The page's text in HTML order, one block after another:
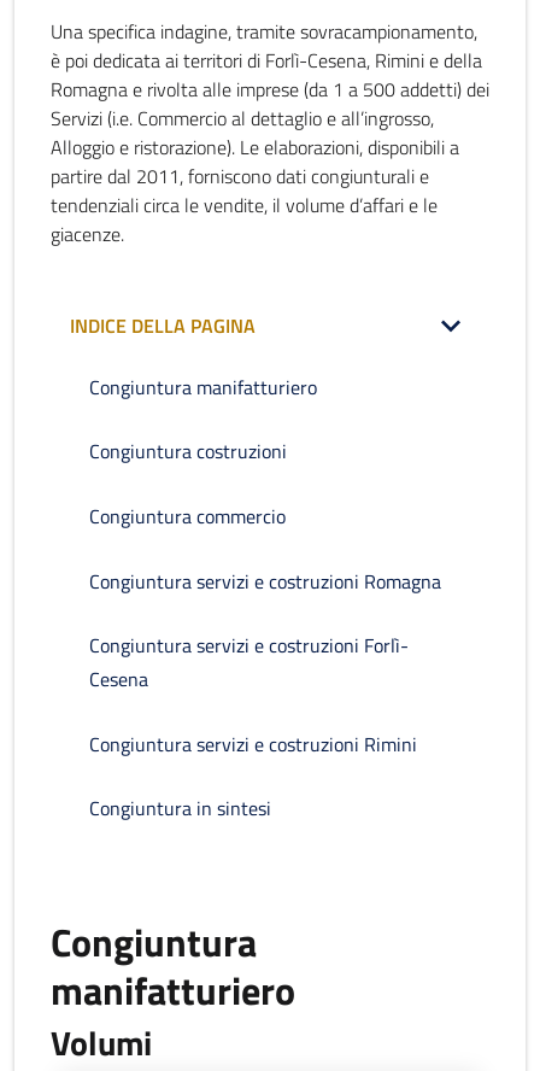
Una specifica indagine, tramite sovracampionamento,
è poi dedicata ai territori di Forlì-Cesena, Rimini e della
Romagna e rivolta alle imprese (da 1 a 500 addetti) dei
Servizi (i.e. Commercio al dettaglio e all’ingrosso,
Alloggio e ristorazione). Le elaborazioni, disponibili a
partire dal 2011, forniscono dati congiunturali e
tendenziali circa le vendite, il volume d’affari e le
giacenze.
INDICE DELLA PAGINA
Congiuntura manifatturiero
Congiuntura costruzioni
Congiuntura commercio
Congiuntura servizi e costruzioni Romagna
Congiuntura servizi e costruzioni Forlì-
Cesena
Congiuntura servizi e costruzioni Rimini
Congiuntura in sintesi
Congiuntura
manifatturiero
Volumi